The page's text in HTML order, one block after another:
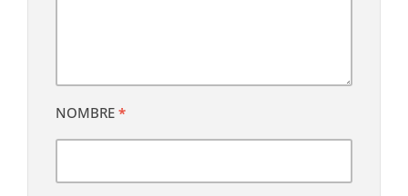
NOMBRE *